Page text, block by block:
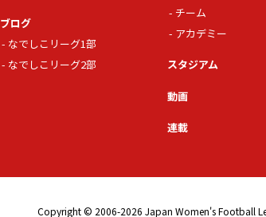
ブログ
なでしこリーグ1部
なでしこリーグ2部
チーム
アカデミー
スタジアム
動画
連載
Copyright © 2006-2026 Japan Women's Football